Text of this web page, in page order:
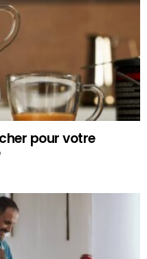
pour votre